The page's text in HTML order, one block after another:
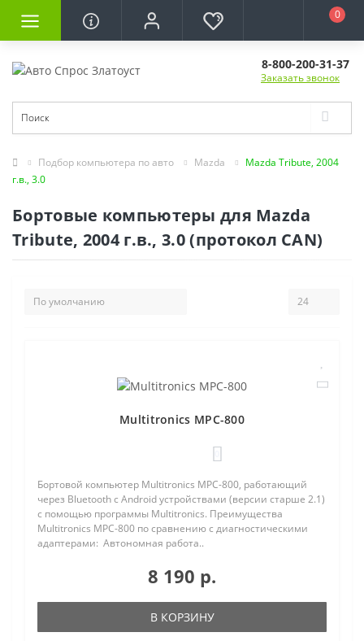
0
8-800-200-31-37
Заказать звонок
Подбор компьютера по авто Mazda
Mazda Tribute, 2004
г.в., 3.0
Бортовые компьютеры для Mazda
Tribute, 2004 г.в., 3.0 (протокол CAN)
Multitronics MPC-800
Бортовой компьютер Multitronics MPC-800, работающий
через Bluetooth с Android устройствами (версии старше 2.1)
с помощью программы Multitronics. Преимущества
Multitronics MPC-800 по сравнению с диагностическими
адаптерами: Автономная работа..
8 190 р.
В КОРЗИНУ